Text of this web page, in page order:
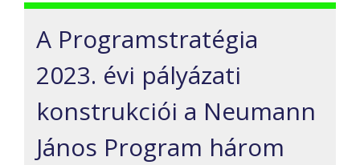
A Programstratégia
2023. évi pályázati
konstrukciói a Neumann
János Program három